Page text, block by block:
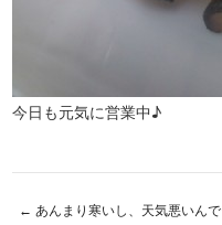
今日も元気に営業中♪
← あんまり寒いし、天気悪いんで